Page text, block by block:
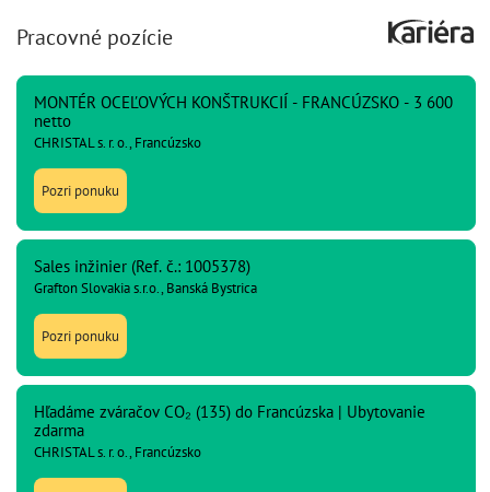
Pracovné pozície
MONTÉR OCEĽOVÝCH KONŠTRUKCIÍ - FRANCÚZSKO - 3 600
netto
CHRISTAL s. r. o., Francúzsko
Pozri ponuku
Sales inžinier (Ref. č.: 1005378)
Grafton Slovakia s.r.o., Banská Bystrica
Pozri ponuku
Hľadáme zváračov CO₂ (135) do Francúzska | Ubytovanie
zdarma
CHRISTAL s. r. o., Francúzsko